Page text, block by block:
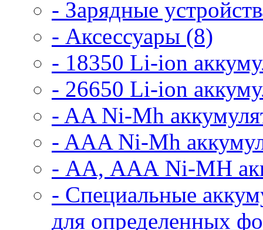
- Зарядные
- Аксессуары (8)
- 18350 Li-ion
- 26650 Li-ion
- AA Ni-Mh
- AAA Ni-Mh
- АА, ААА Ni-MH
- Специальные
для определенных